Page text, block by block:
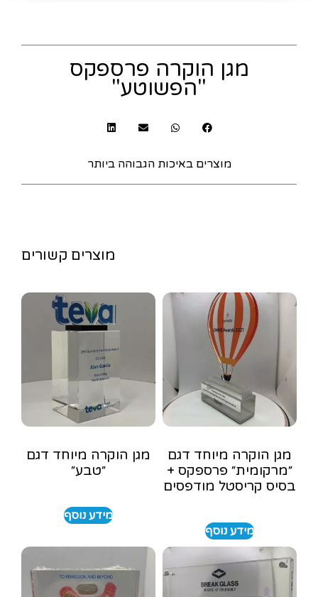
מגן הוקרה פרספקס
"הפשוטע"
מוצרים באיכות הגבוהה ביותר
מוצרים קשורים
מגן הוקרה מיוחד דגם
״מרקומית״ פרספקס +
בסיס קריסטל מודפסים
מידע נוסף
מגן הוקרה מיוחד דגם
״טבע״
מידע נוסף